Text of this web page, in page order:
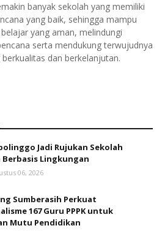
banyak sekolah yang memiliki
yang baik, sehingga mampu
yang aman, melindungi
serta mendukung terwujudnya
dan berkelanjutan.
Jadi Rujukan Sekolah
Lingkungan
06, 2026
Sumberasih Perkuat
167 Guru PPPK untuk
Mutu Pendidikan